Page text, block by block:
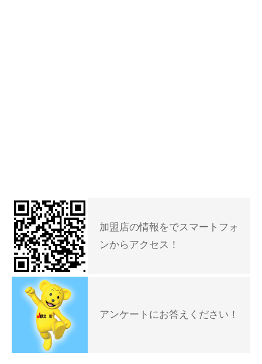
加盟店の情報をでスマートフォ
ンからアクセス！
アンケートにお答えください！